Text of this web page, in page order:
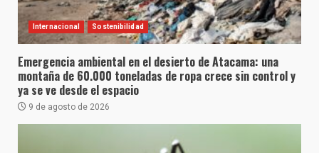
Internacional Sostenibilidad
Emergencia ambiental en el desierto de Atacama: una
montaña de 60.000 toneladas de ropa crece sin control y
ya se ve desde el espacio
9 de agosto de 2026